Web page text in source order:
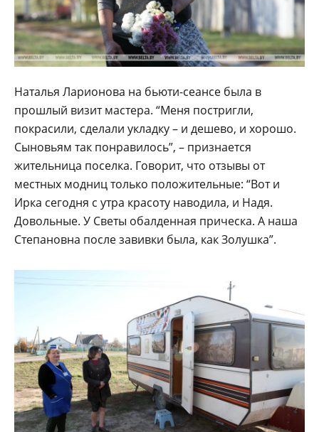
Наталья Ларионова на бьюти-сеансе была в
прошлый визит мастера. “Меня постригли,
покрасили, сделали укладку – и дешево, и хорошо.
Сыновьям так понравилось”, – признается
жительница поселка. Говорит, что отзывы от
местных модниц только положительные: “Вот и
Ирка сегодня с утра красоту наводила, и Надя.
Довольные. У Светы обалденная прическа. А наша
Степановна после завивки была, как Золушка”.